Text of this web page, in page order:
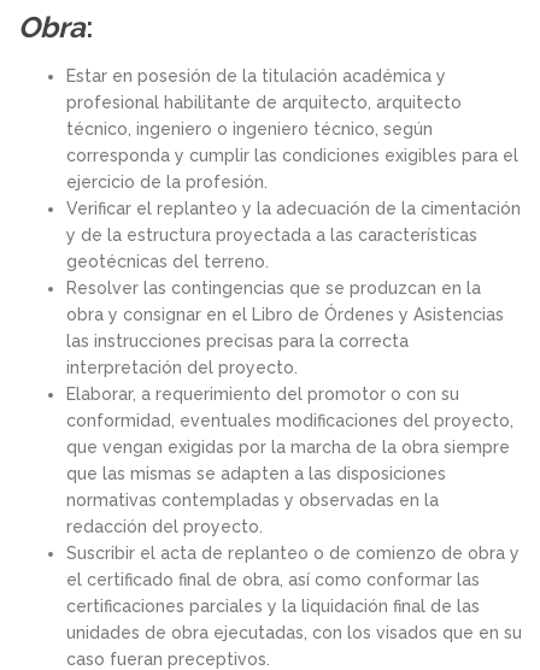
Obra:
Estar en posesión de la titulación académica y
profesional habilitante de arquitecto, arquitecto
técnico, ingeniero o ingeniero técnico, según
corresponda y cumplir las condiciones exigibles para el
ejercicio de la profesión.
Verificar el replanteo y la adecuación de la cimentación
y de la estructura proyectada a las características
geotécnicas del terreno.
Resolver las contingencias que se produzcan en la
obra y consignar en el Libro de Órdenes y Asistencias
las instrucciones precisas para la correcta
interpretación del proyecto.
Elaborar, a requerimiento del promotor o con su
conformidad, eventuales modificaciones del proyecto,
que vengan exigidas por la marcha de la obra siempre
que las mismas se adapten a las disposiciones
normativas contempladas y observadas en la
redacción del proyecto.
Suscribir el acta de replanteo o de comienzo de obra y
el certificado final de obra, así como conformar las
certificaciones parciales y la liquidación final de las
unidades de obra ejecutadas, con los visados que en su
caso fueran preceptivos.